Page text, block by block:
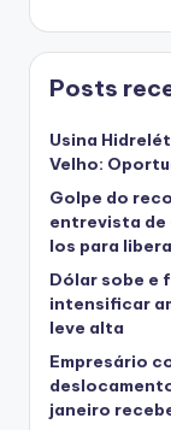
Posts
Usina
Velho:
Golpe do
entrevista de
los para
Dólar sobe e
intensificar
leve alta
Empresário
janeiro